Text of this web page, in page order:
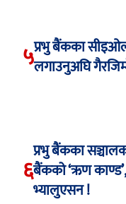
५प्रभु बैंकका
लगाउनुअघि
६
प्रभु बैंकका
बैंकको ‘ऋण
भ्यालुएसन !